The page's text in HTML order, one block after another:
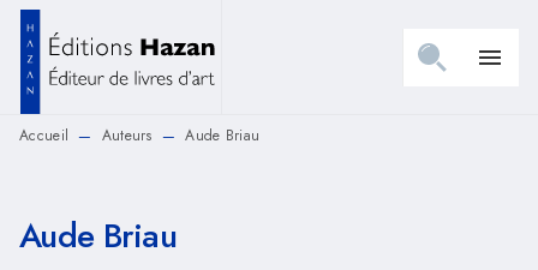
MENU RECHERCHE
PIED DE PAGE
menu
Accueil — Auteurs — Aude Briau
Aude Briau